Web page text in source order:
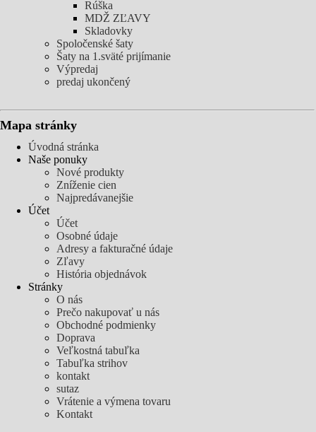
Rúška
MDŽ ZĽAVY
Skladovky
Spoločenské šaty
Šaty na 1.sväté prijímanie
Výpredaj
predaj ukončený
Mapa stránky
Úvodná stránka
Naše ponuky
Nové produkty
Zníženie cien
Najpredávanejšie
Účet
Účet
Osobné údaje
Adresy a fakturačné údaje
Zľavy
História objednávok
Stránky
O nás
Prečo nakupovať u nás
Obchodné podmienky
Doprava
Veľkostná tabuľka
Tabuľka strihov
kontakt
sutaz
Vrátenie a výmena tovaru
Kontakt